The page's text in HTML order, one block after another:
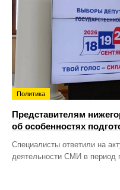
Политика
Представителям
об особенностях
Специалисты ответили на
деятельности СМИ в период